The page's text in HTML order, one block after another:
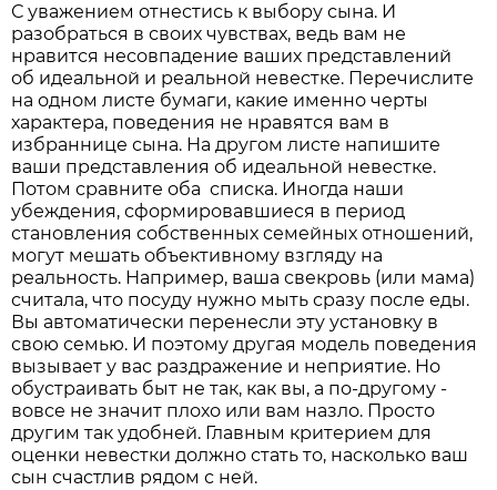
С уважением отнестись к выбору сына. И
разобраться в своих чувствах, ведь вам не
нравится несовпадение ваших представлений
об идеальной и реальной невестке. Перечислите
на одном листе бумаги, какие именно черты
характера, поведения не нравятся вам в
избраннице сына. На другом листе напишите
ваши представления об идеальной невестке.
Потом сравните оба списка. Иногда наши
убеждения, сформировавшиеся в период
становления собственных семейных отношений,
могут мешать объективному взгляду на
реальность. Например, ваша свекровь (или мама)
считала, что посуду нужно мыть сразу после еды.
Вы автоматически перенесли эту установку в
свою семью. И поэтому другая модель поведения
вызывает у вас раздражение и неприятие. Но
обустраивать быт не так, как вы, а по-другому -
вовсе не значит плохо или вам назло. Просто
другим так удобней. Главным критерием для
оценки невестки должно стать то, насколько ваш
сын счастлив рядом с ней.